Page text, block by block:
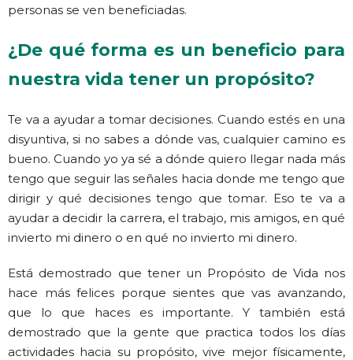
personas se ven beneficiadas.
¿De qué forma es un beneficio para
nuestra vida tener un propósito?
Te va a ayudar a tomar decisiones. Cuando estés en una
disyuntiva, si no sabes a dónde vas, cualquier camino es
bueno. Cuando yo ya sé a dónde quiero llegar nada más
tengo que seguir las señales hacia donde me tengo que
dirigir y qué decisiones tengo que tomar. Eso te va a
ayudar a decidir la carrera, el trabajo, mis amigos, en qué
invierto mi dinero o en qué no invierto mi dinero.
Está demostrado que tener un Propósito de Vida nos
hace más felices porque sientes que vas avanzando,
que lo que haces es importante. Y también está
demostrado que la gente que practica todos los días
actividades hacia su propósito, vive mejor físicamente,